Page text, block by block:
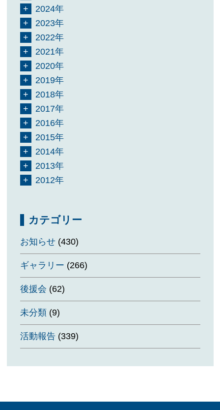
2024年
2023年
2022年
2021年
2020年
2019年
2018年
2017年
2016年
2015年
2014年
2013年
2012年
カテゴリー
お知らせ(430)
ギャラリー (266)
後援会 (62)
未分類(9)
活動報告(339)